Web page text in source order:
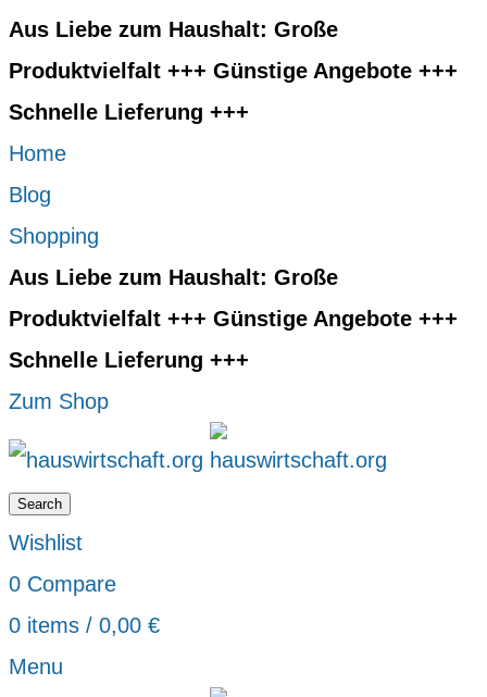
Aus Liebe zum Haushalt: Große
Produktvielfalt +++ Günstige Angebote +++
Schnelle Lieferung +++
Home
Blog
Shopping
Aus Liebe zum Haushalt: Große
Produktvielfalt +++ Günstige Angebote +++
Schnelle Lieferung +++
Zum Shop
Search
Wishlist
0 Compare
0 items / 0,00 €
Menu